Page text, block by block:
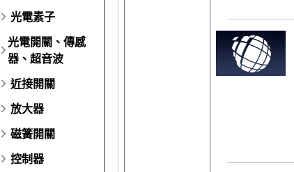
光電素子
光電開關、傳感
器、超音波
近接開關
放大器
磁簧開關
控制器